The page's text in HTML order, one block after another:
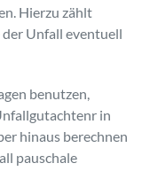
Hierzu zählt
Unfall eventuell
benutzen,
in
hinaus berechnen
pauschale